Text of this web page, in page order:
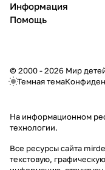
Информация
Помощь
© 2000 - 2026 Мир
Темная тема
На информационном
технологии.
Все ресурсы сайта
текстовую,